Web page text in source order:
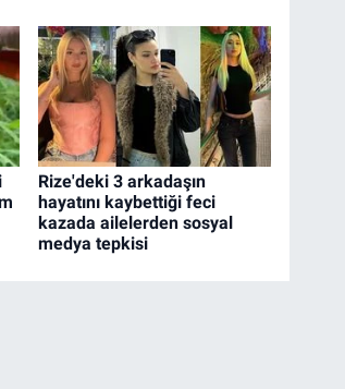
Rize'deki 3 arkadaşın
hayatını kaybettiği feci
kazada ailelerden sosyal
medya tepkisi